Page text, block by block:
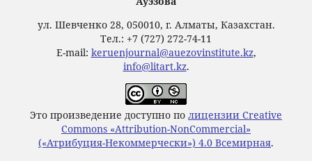
ул. Шевченко 28, 050010, г. Алматы, Казахстан.
Тел.: +7 (727) 272-74-11
E-mail: keruenjournal@auezovinstitute.kz,
info@litart.kz.
Это произведение доступно по лицензии Creative
Commons «Attribution-NonCommercial»
(«Атрибуция-Некоммерчески») 4.0 Всемирная.